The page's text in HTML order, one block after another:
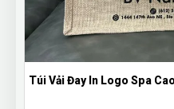
Túi Vải Đay In Logo Spa